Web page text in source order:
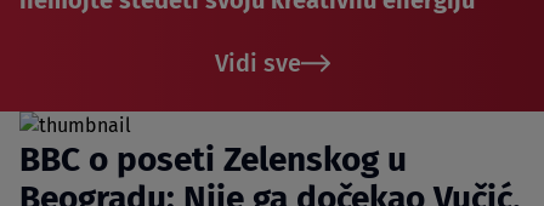
Vidi sve
BBC o poseti Zelenskog u